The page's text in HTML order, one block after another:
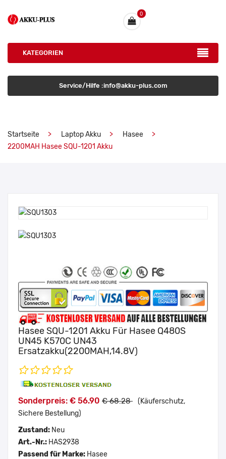
0
KATEGORIEN
Service/Hilfe :info@akku-plus.com
Startseite Laptop Akku
Hasee
2200MAH Hasee SQU-1201 Akku
Hasee SQU-1201 Akku Für Hasee Q480S
UN45 K570C UN43
Ersatzakku(2200MAH,14.8V)
Sonderpreis: € 56.90 € 68.28 (Käuferschutz,
Sichere Bestellung)
Zustand: Neu
Art.-Nr.: HAS2938
Passend für Marke: Hasee